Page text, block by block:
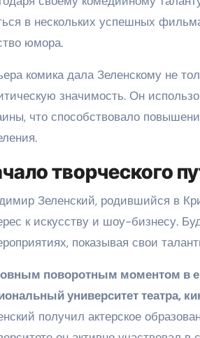
в нескольких успешных
юмора.
комика дала Зеленскому не
значимость. Он
что способствовало
творческого
Зеленский, родившийся в
к искусству и шоу-бизнесу.
показывая свои
поворотным моментом в
университет театра,
получил актерское